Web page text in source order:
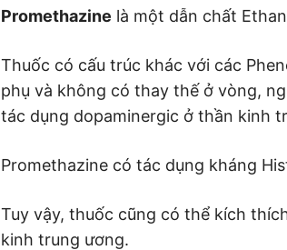
Promethazine là một dẫn chất
Thuốc có cấu trúc khác với các
phụ và không có thay thế ở vòng,
tác dụng dopaminergic ở thần kinh
Promethazine có tác dụng kháng
Tuy vậy, thuốc cũng có thể kích
kinh trung ương.